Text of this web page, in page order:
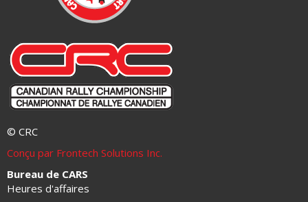
© CRC
Conçu par Frontech Solutions Inc.
Bureau de CARS
Heures d'affaires